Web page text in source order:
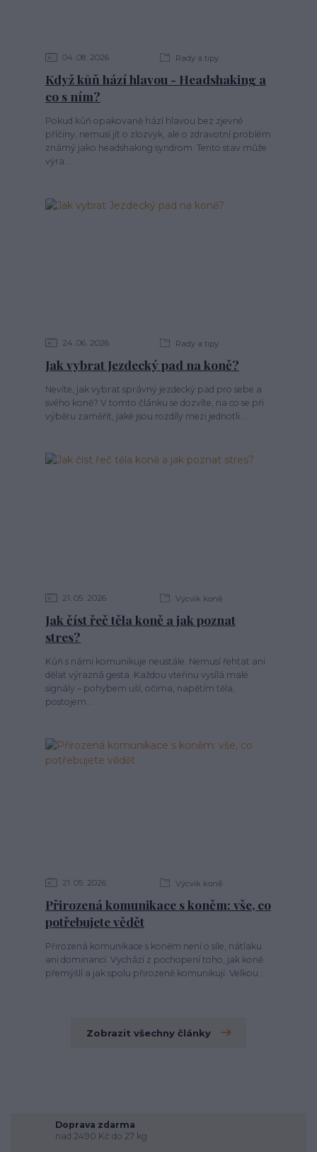
04 08 2026 Rady a tipy
Když kůň hází hlavou - Headshaking a
co s ním?
Pokud kůň opakovaně hází hlavou bez zjevné
příčiny, nemusí jít o zlozvyk, ale o zdravotní problém
známý jako headshaking syndrom. Tento stav může
výra...
24 06 2026 Rady a tipy
Jak vybrat Jezdecký pad na koně?
Nevíte, jak vybrat správný jezdecký pad pro sebe a
svého koně? V tomto článku se dozvíte, na co se při
výběru zaměřit, jaké jsou rozdíly mezi jednotli...
21 05 2026 Výcvik koně
Jak číst řeč těla koně a jak poznat
stres?
Kůň s námi komunikuje neustále. Nemusí řehtat ani
dělat výrazná gesta. Každou vteřinu vysílá malé
signály – pohybem uší, očima, napětím těla,
postojem...
21 05 2026 Výcvik koně
Přirozená komunikace s koněm: vše, co
potřebujete vědět
Přirozená komunikace s koněm není o síle, nátlaku
ani dominanci. Vychází z pochopení toho, jak koně
přemýšlí a jak spolu přirozeně komunikují. Velkou ...
Zobrazit všechny články
Doprava zdarma
nad 2490 Kč do 27 kg